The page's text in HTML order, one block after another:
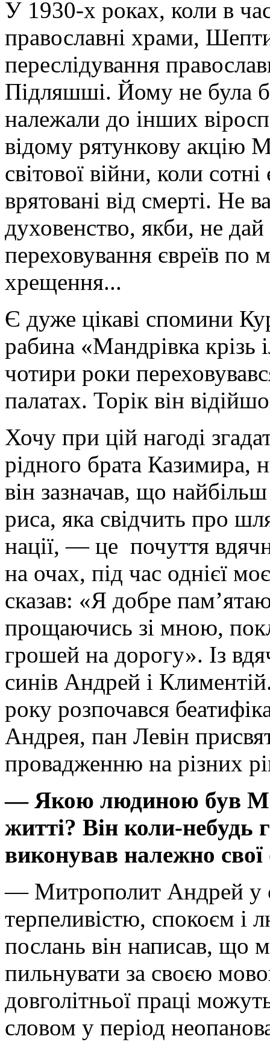
У 1930-х роках, коли в
православні храми,
переслідування
Підляшші. Йому не була
належали до інших
відому рятункову акцію
світової війни, коли
врятовані від смерті. Не
духовенство, якби, не
переховування євреїв
хрещення...
Є дуже цікаві спомини
рабина «Мандрівка крізь
чотири роки
палатах. Торік він
Хочу при цій нагоді
рідного брата Казимира,
він зазначав, що
риса, яка свідчить про
нації, — це почуття
на очах, під час однієї
сказав: «Я добре
прощаючись зі мною,
грошей на дорогу». Із
синів Андрей і
року розпочався
Андрея, пан Левін
провадженню на різних
— Якою людиною був
житті? Він коли-небудь
виконував належно свої
— Митрополит Андрей у
терпеливістю, спокоєм і
послань він написав, що
пильнувати за своєю
довголітньої праці
словом у період